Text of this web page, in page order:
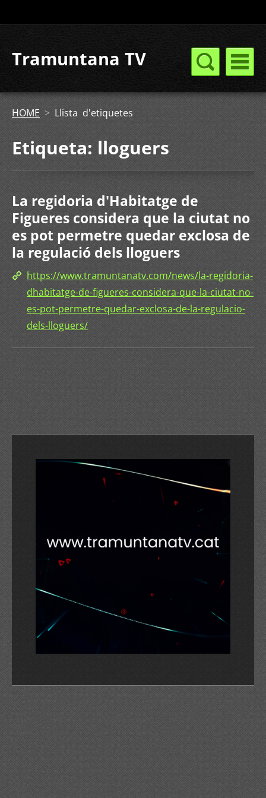
Tramuntana TV
HOME > Llista d'etiquetes
Etiqueta: lloguers
La regidoria d'Habitatge de
Figueres considera que la ciutat no
es pot permetre quedar exclosa de
la regulació dels lloguers
https://www.tramuntanatv.com/news/la-regidoria-
dhabitatge-de-figueres-considera-que-la-ciutat-no-
es-pot-permetre-quedar-exclosa-de-la-regulacio-
dels-lloguers/